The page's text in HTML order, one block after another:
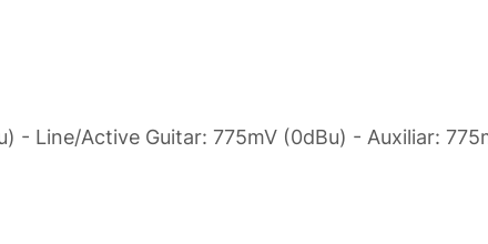
- Line/Active Guitar: 775mV (0dBu) - Auxiliar: